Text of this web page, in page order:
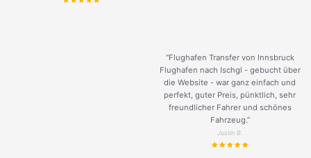
“Flughafen Transfer von Innsbruck
Flughafen nach Ischgl - gebucht über
die Website - war ganz einfach und
perfekt, guter Preis, pünktlich, sehr
freundlicher Fahrer und schönes
Fahrzeug.”
Justin B.